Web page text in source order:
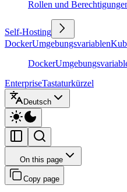
Rollen und
Self-Hosting
DockerUmgebungsvariablen
Docker
EnterpriseTastaturkürzel
Deutsch
On this page
Copy page